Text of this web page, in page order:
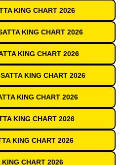
KING CHART 2026
KING CHART 2026
KING CHART 2026
KING CHART 2026
KING CHART 2026
KING CHART 2026
KING CHART 2026
KING CHART 2026